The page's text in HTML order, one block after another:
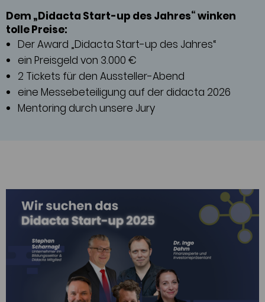
Dem „Didacta Start-up des Jahres“ winken
tolle Preise:
Der Award „Didacta Start-up des Jahres“
ein Preisgeld von 3.000 €
2 Tickets für den Aussteller-Abend
eine Messebeteiligung auf der didacta 2026
Mentoring durch unsere Jury